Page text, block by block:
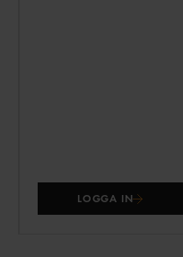
LOGGA IN